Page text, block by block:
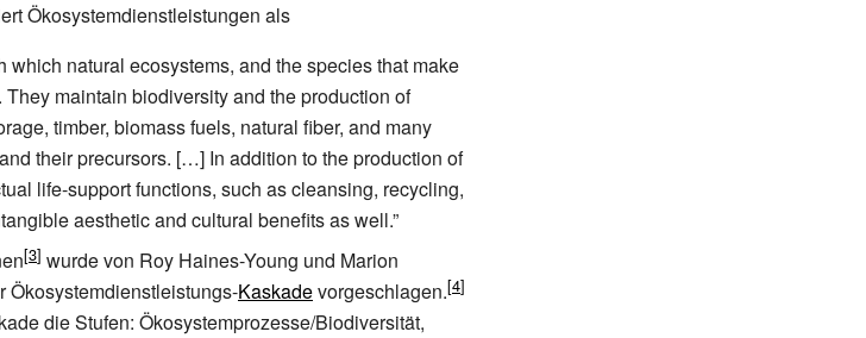
Ökosystemdienstleistungen als
which natural ecosystems, and the species that make
maintain biodiversity and the production of
timber, biomass fuels, natural fiber, and many
their precursors. […] In addition to the production of
life-support functions, such as cleansing, recycling,
aesthetic and cultural benefits as well.”
wurde von Roy Haines-Young und Marion
Ökosystemdienstleistungs-Kaskadevorgeschlagen.
die Stufen: Ökosystemprozesse/Biodiversität,